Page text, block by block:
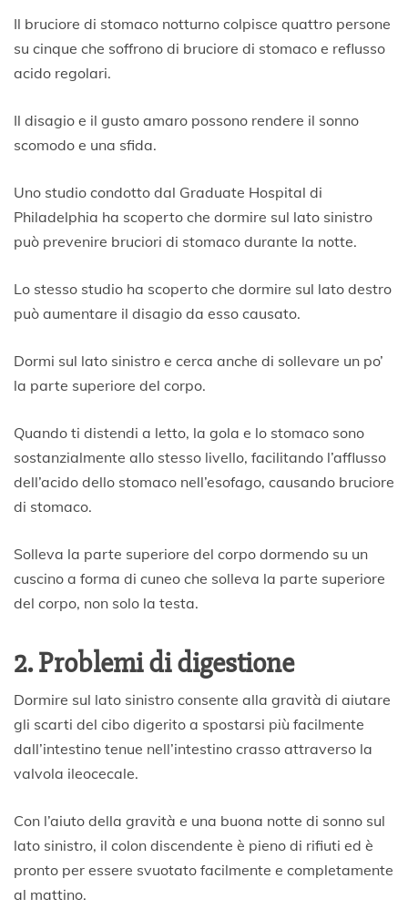
Il bruciore di stomaco notturno colpisce quattro persone
su cinque che soffrono di bruciore di stomaco e reflusso
acido regolari.
Il disagio e il gusto amaro possono rendere il sonno
scomodo e una sfida.
Uno studio condotto dal Graduate Hospital di
Philadelphia ha scoperto che dormire sul lato sinistro
può prevenire bruciori di stomaco durante la notte.
Lo stesso studio ha scoperto che dormire sul lato destro
può aumentare il disagio da esso causato.
Dormi sul lato sinistro e cerca anche di sollevare un po’
la parte superiore del corpo.
Quando ti distendi a letto, la gola e lo stomaco sono
sostanzialmente allo stesso livello, facilitando l’afflusso
dell’acido dello stomaco nell’esofago, causando bruciore
di stomaco.
Solleva la parte superiore del corpo dormendo su un
cuscino a forma di cuneo che solleva la parte superiore
del corpo, non solo la testa.
2. Problemi di digestione
Dormire sul lato sinistro consente alla gravità di aiutare
gli scarti del cibo digerito a spostarsi più facilmente
dall’intestino tenue nell’intestino crasso attraverso la
valvola ileocecale.
Con l’aiuto della gravità e una buona notte di sonno sul
lato sinistro, il colon discendente è pieno di rifiuti ed è
pronto per essere svuotato facilmente e completamente
al mattino.